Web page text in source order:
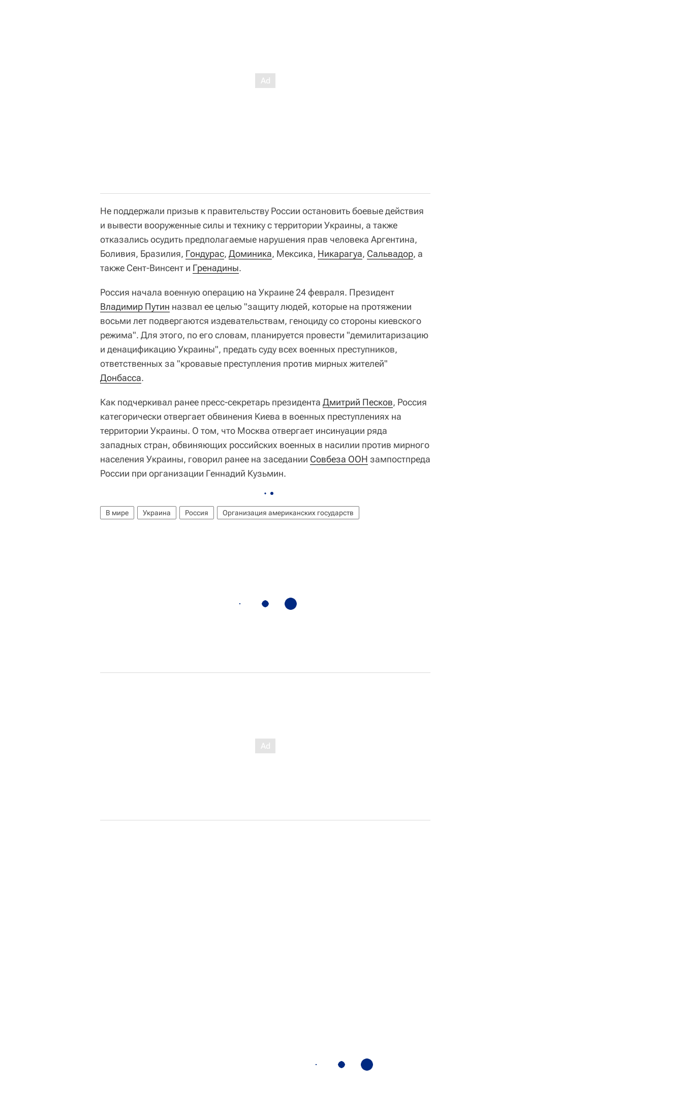
Не поддержали призыв к правительству России остановить боевые действия
и вывести вооруженные силы и технику с территории Украины, а также
отказались осудить предполагаемые нарушения прав человека Аргентина,
Боливия, Бразилия, Гондурас, Доминика, Мексика, Никарагуа, Сальвадор, а
также Сент-Винсент и Гренадины.
Россия начала военную операцию на Украине 24 февраля. Президент
Владимир Путин назвал ее целью "защиту людей, которые на протяжении
восьми лет подвергаются издевательствам, геноциду со стороны киевского
режима". Для этого, по его словам, планируется провести "демилитаризацию
и денацификацию Украины", предать суду всех военных преступников,
ответственных за "кровавые преступления против мирных жителей"
Донбасса.
Как подчеркивал ранее пресс-секретарь президента Дмитрий Песков, Россия
категорически отвергает обвинения Киева в военных преступлениях на
территории Украины. О том, что Москва отвергает инсинуации ряда
западных стран, обвиняющих российских военных в насилии против мирного
населения Украины, говорил ранее на заседании Совбеза ООН зампостпреда
России при организации Геннадий Кузьмин.
В мире Украина Россия Организация американских государств